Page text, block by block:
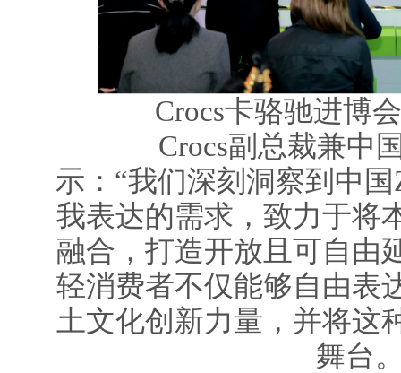
Crocs卡骆驰进博
Crocs副总裁兼中国
示：“我们深刻洞察到中
我表达的需求，致力于将
融合，打造开放且可自由
轻消费者不仅能够自由表
土文化创新力量，并将这
舞台